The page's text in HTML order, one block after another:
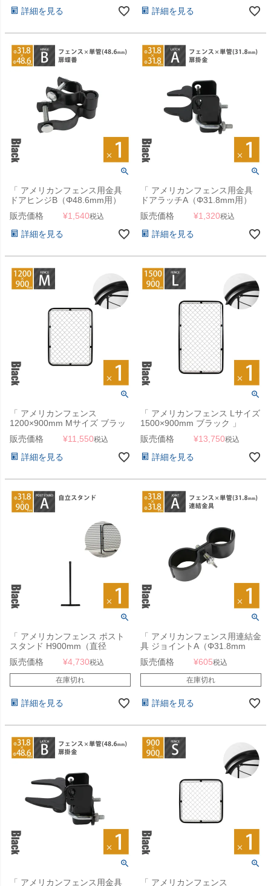
詳細を見る 詳細を見る
「 アメリカンフェンス用金具
ドアヒンジB（Φ48.6mm用）
ブラック 」
販売価格 ¥1,540税込
詳細を見る
「 アメリカンフェンス用金具
ドアラッチA（Φ31.8mm用）
ブラック 」
販売価格 ¥1,320税込
詳細を見る
「 アメリカンフェンス
1200×900mm Mサイズ ブラッ
ク 」
販売価格 ¥11,550税込
詳細を見る
「 アメリカンフェンス Lサイズ
1500×900mm ブラック 」
販売価格
¥13,750税込
詳細を見る
「 アメリカンフェンス ポスト
スタンド H900mm（直径
31.8mm） ブラック ※ゴムキャ
ップ付 」
販売価格 ¥4,730税込
在庫切れ
詳細を見る
「 アメリカンフェンス用連結金
具 ジョイントA（Φ31.8mm
用） ブラック 」
販売価格 ¥605税込
在庫切れ
詳細を見る
「 アメリカンフェンス用金具 「 アメリカンフェンス